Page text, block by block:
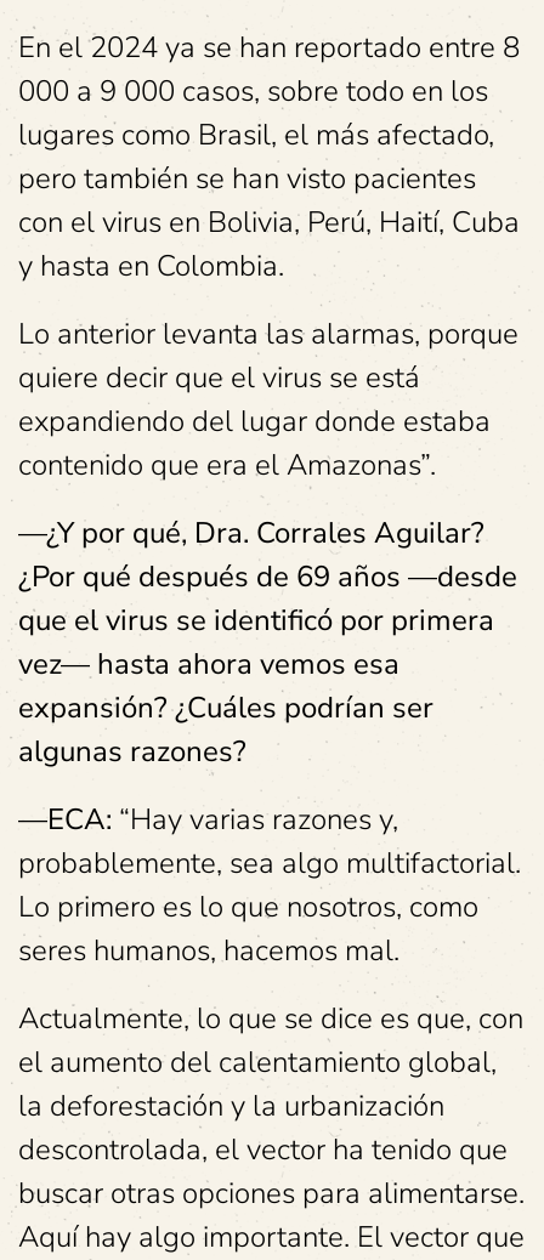
En el 2024 ya se han reportado entre 8
000 a 9 000 casos, sobre todo en los
lugares como Brasil, el más afectado,
pero también se han visto pacientes
con el virus en Bolivia, Perú, Haití, Cuba
y hasta en Colombia.
Lo anterior levanta las alarmas, porque
quiere decir que el virus se está
expandiendo del lugar donde estaba
contenido que era el Amazonas”.
—¿Y por qué, Dra. Corrales Aguilar?
¿Por qué después de 69 años —desde
que el virus se identificó por primera
vez— hasta ahora vemos esa
expansión? ¿Cuáles podrían ser
algunas razones?
—ECA: “Hay varias razones y,
probablemente, sea algo multifactorial.
Lo primero es lo que nosotros, como
seres humanos, hacemos mal.
Actualmente, lo que se dice es que, con
el aumento del calentamiento global,
la deforestación y la urbanización
descontrolada, el vector ha tenido que
buscar otras opciones para alimentarse.
Aquí hay algo importante. El vector que